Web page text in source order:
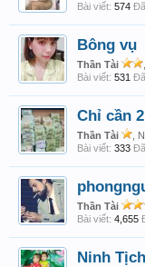
Bài viết: 574
Bông vụ
Thần Tài
Bài viết: 531
Chỉ cần
Thần Tài
,
Bài viết: 333
Thần Tài
Bài viết: 4,655
Ninh Tịch